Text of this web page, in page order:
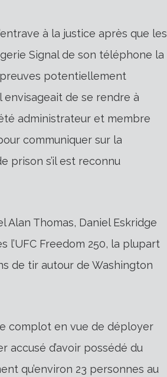
à la justice après que les
Signal de son téléphone la
preuves potentiellement
envisageait de se rendre à
administrateur et membre
communiquer sur la
prison s’il est reconnu
Alan Thomas, Daniel Eskridge
Freedom 250, la plupart
de tir autour de Washington
complot en vue de déployer
accusé d’avoir possédé du
qu’environ 23 personnes au